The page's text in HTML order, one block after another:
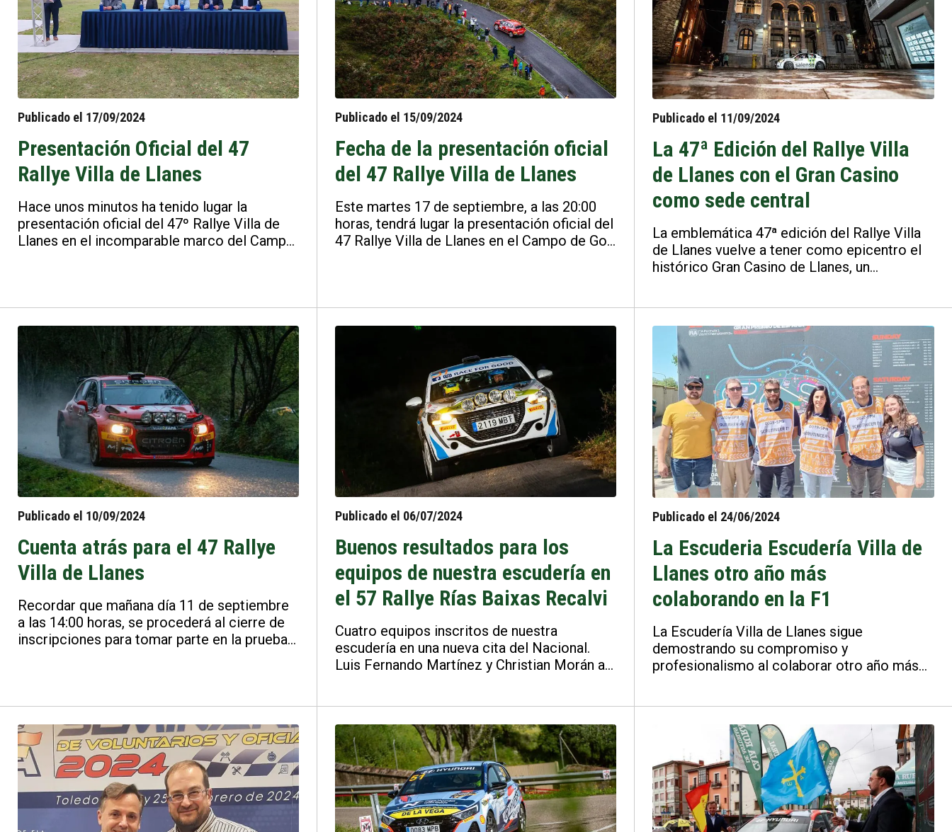
Publicado el 17/09/2024
Presentación Oficial del 47
Rallye Villa de Llanes
Hace unos minutos ha tenido lugar la
presentación oficial del 47º Rallye Villa de
Llanes en el incomparable marco del Campo
Publicado el 15/09/2024
Fecha de la presentación oficial
del 47 Rallye Villa de Llanes
Este martes 17 de septiembre, a las 20:00
horas, tendrá lugar la presentación oficial del
47 Rallye Villa de Llanes en el Campo de Golf
Supercampeonato de España de Rallyes,
bajo la supervisión de la Real Federación
Publicado el 11/09/2024
La 47ª Edición del Rallye Villa
de Llanes con el Gran Casino
como sede central
La emblemática 47ª edición del Rallye Villa
de Llanes vuelve a tener como epicentro el
histórico Gran Casino de Llanes, un
Publicado el 10/09/2024
Cuenta atrás para el 47 Rallye
Villa de Llanes
Recordar que mañana día 11 de septiembre
a las 14:00 horas, se procederá al cierre de
inscripciones para tomar parte en la prueba
Publicado el 06/07/2024
Buenos resultados para los
equipos de nuestra escudería en
el 57 Rallye Rías Baixas Recalvi
Cuatro equipos inscritos de nuestra
escudería en una nueva cita del Nacional.
Luis Fernando Martínez y Christian Morán a
Peugeot España.
Publicado el 24/06/2024
La Escuderia Escudería Villa de
Llanes otro año más
colaborando en la F1
La Escudería Villa de Llanes sigue
demostrando su compromiso y
profesionalismo al colaborar otro año más